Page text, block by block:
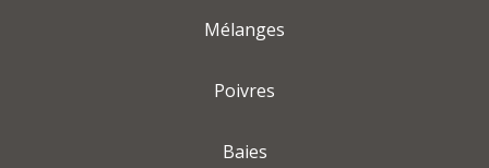
Mélanges
Poivres
Baies